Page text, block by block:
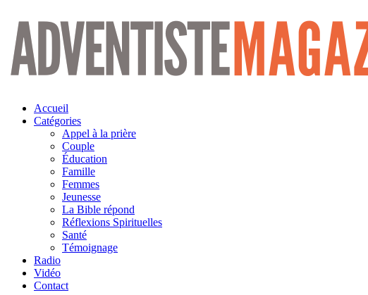
Aller
contenu
Accueil
Catégories
Appel à la prière
Couple
Éducation
Famille
Femmes
Jeunesse
La Bible répond
Réflexions Spirituelles
Santé
Témoignage
Radio
Vidéo
Contact